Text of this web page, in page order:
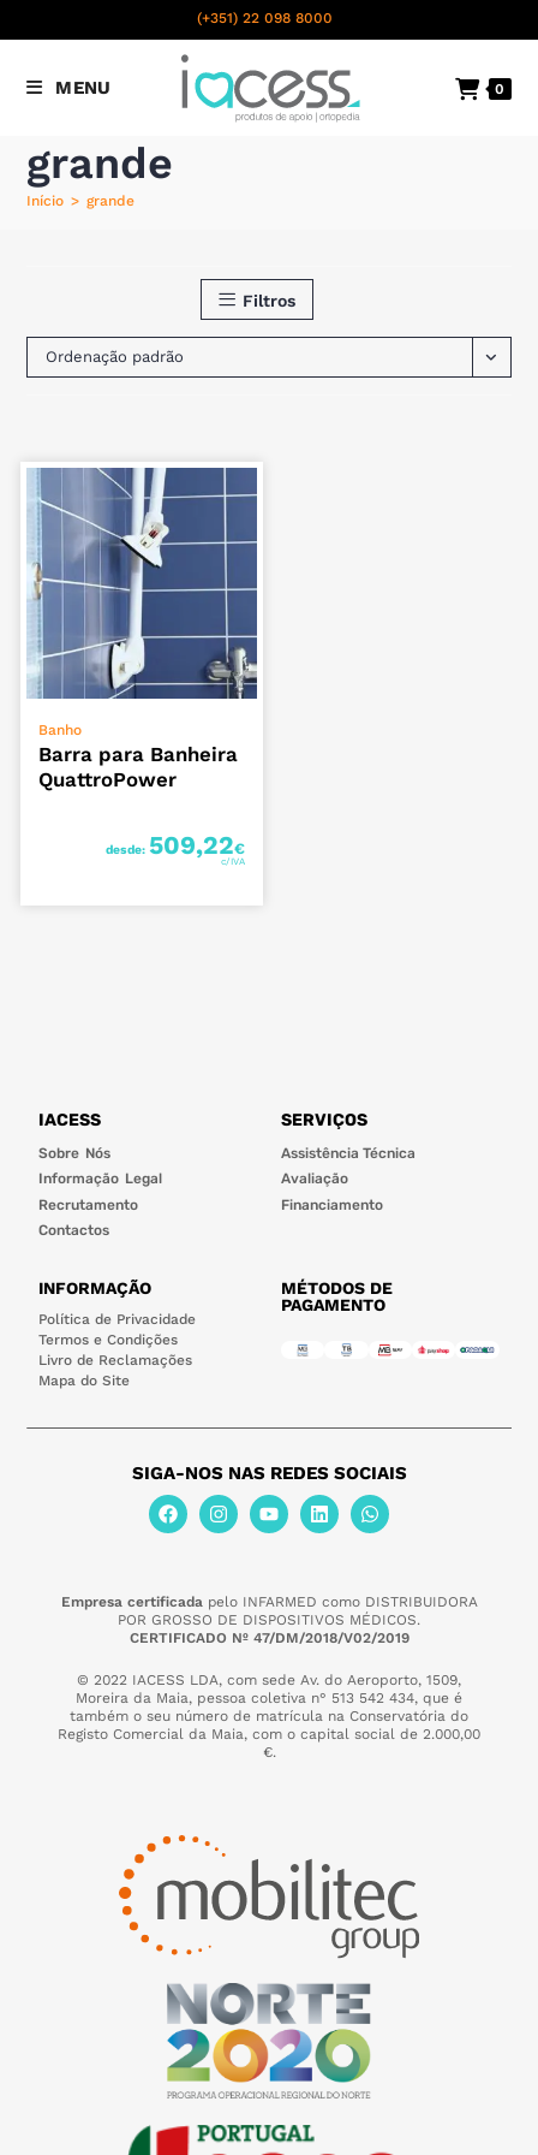
(+351) 22 098 8000
nacional
MENU 0
grande
Início > grande
Filtros
Ordenação padrão
Banho
Barra para Banheira
QuattroPower
desde: 509,22€
IACESS
Sobre Nós
Informação Legal
Recrutamento
Contactos
SERVIÇOS
Assistência Técnica
Avaliação
Financiamento
INFORMAÇÃO
Política de Privacidade
Termos e Condições
Livro de Reclamações
Mapa do Site
MÉTODOS DE
PAGAMENTO
SIGA-NOS NAS REDES SOCIAIS
Empresa certificadapelo INFARMED como DISTRIBUIDORA
POR GROSSO DE DISPOSITIVOS MÉDICOS.
CERTIFICADO Nº 47/DM/2018/V02/2019
© 2022 IACESS LDA, com sede Av. do Aeroporto, 1509,
Moreira da Maia, pessoa coletiva n° 513 542 434, que é
também o seu número de matrícula na Conservatória do
Registo Comercial da Maia, com o capital social de 2.000,00
€.